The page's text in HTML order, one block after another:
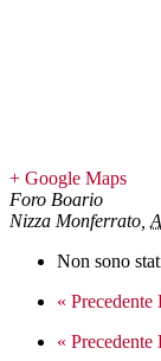
+ Google Maps
Foro Boario
Nizza Monferrato
Non sono
« Precedente
« Precedente